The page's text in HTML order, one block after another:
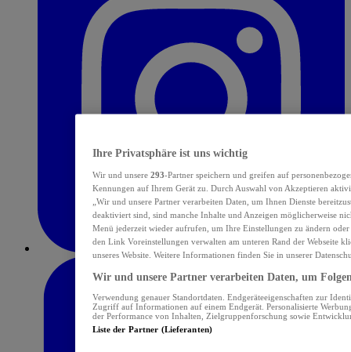
Ihre Privatsphäre ist uns wichtig
Wir und unsere 293-Partner speichern und greifen auf
Kennungen auf Ihrem Gerät zu. Durch Auswahl von Akzeptieren
„Wir und unsere Partner verarbeiten Daten, um Ihnen Dienste
deaktiviert sind, sind manche Inhalte und Anzeigen möglicherweise
Menü jederzeit wieder aufrufen, um Ihre Einstellungen zu ändern
den Link Voreinstellungen verwalten am unteren Rand der Webseite
unseres Website. Weitere Informationen finden Sie in unserer
Wir und unsere Partner verarbeiten Daten, um
Verwendung genauer Standortdaten. Endgeräteeigenschaften zur
Zugriff auf Informationen auf einem Endgerät. Personalisierte
der Performance von Inhalten, Zielgruppenforschung sowie
Liste der Partner (Lieferanten)